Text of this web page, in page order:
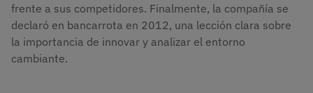
frente a sus competidores. Finalmente, la compañía se
declaró en bancarrota en 2012, una lección clara sobre
la importancia de innovar y analizar el entorno
cambiante.